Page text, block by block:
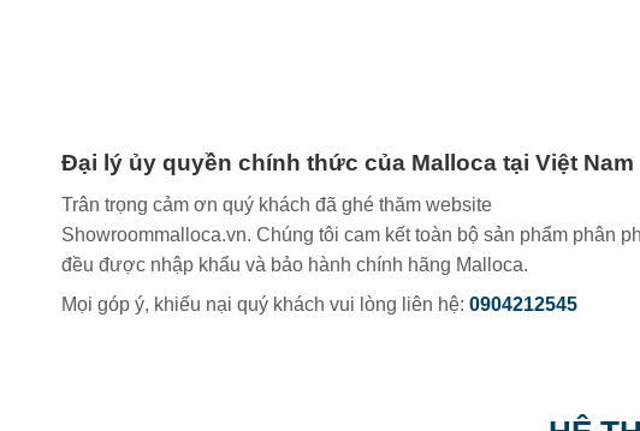
Đại lý ủy quyền chính thức của Malloca tại Việt Nam
Trân trọng cảm ơn quý khách đã ghé thăm website
Showroommalloca.vn. Chúng tôi cam kết toàn bộ sản phẩm phân
đều được nhập khẩu và bảo hành chính hãng Malloca.
Mọi góp ý, khiếu nại quý khách vui lòng liên hệ: 0904212545